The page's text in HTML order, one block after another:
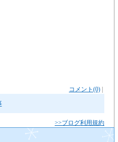
コメント(0)
>>ブログ利用規約